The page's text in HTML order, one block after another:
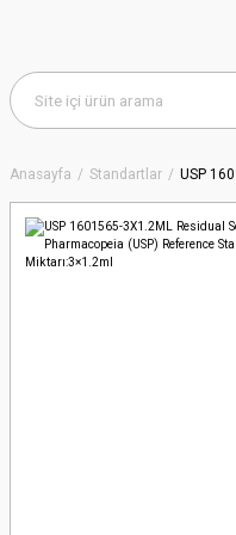
Anasayfa Standartlar USP